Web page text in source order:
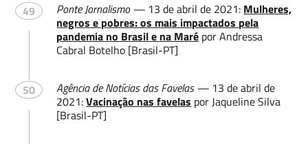
49 Ponte Jornalismo — 13 de abril de 2021: Mulheres,
negros e pobres: os mais impactados pela
pandemia no Brasil e na Maré por Andressa
Cabral Botelho [Brasil-PT]
50 Agência de Notícias das Favelas — 13 de abril de
2021:Vacinação nas favelas por Jaqueline Silva
[Brasil-PT]